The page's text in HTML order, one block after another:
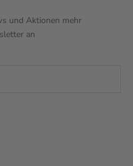
und Aktionen mehr
an